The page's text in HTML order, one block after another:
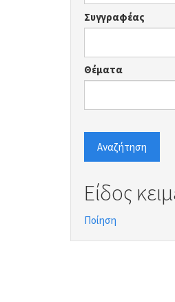
Συγγραφέας
Θέματα
Αναζήτηση
Είδος
Ποίηση